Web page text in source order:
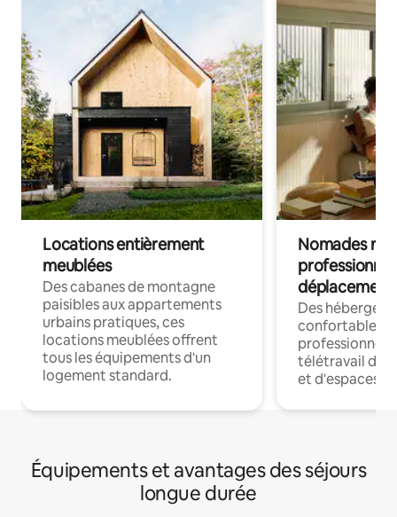
Locations entièrement
meublées
Des cabanes de montagne
paisibles aux appartements
urbains pratiques, ces
locations meublées offrent
tous les équipements d'un
logement standard.
Nomades
déplacement
Des
confortables
professionnels
télétravail
et d'espaces
Équipements et avantages des séjours
longue durée